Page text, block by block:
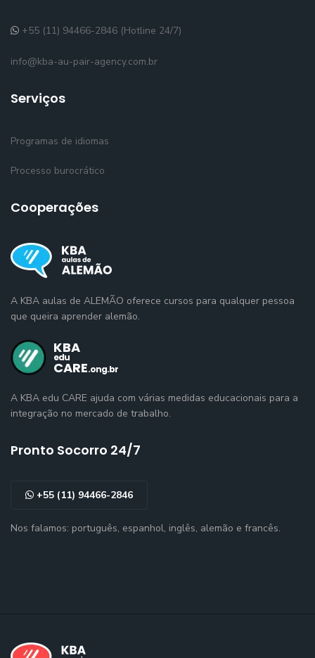
+55 (11) 94466-2846 (Hotline 24/7)
info@kba-au-pair-agency.com.br
Serviços
Programas de idiomas
Processo burocrático
Cooperações
A KBA aulas de ALEMÃO oferece cursos para qualquer pessoa
que queira aprender alemão.
A KBA edu CARE ajuda com várias medidas educacionais para a
integração no mercado de trabalho.
Pronto Socorro 24/7
+55 (11) 94466-2846
Nos falamos: português, espanhol, inglês, alemão e francês.